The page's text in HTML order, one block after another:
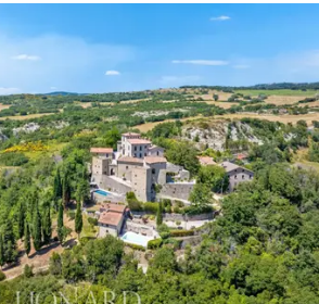
reichen bis ins
12. Jahrhundert
auf einer antiken römischen
günstiger Lageauf dem
sie das Tibertal dominiert. Heute
unter Wahrung seiner
restauriertund mit
ausgestattet, die perfekt
Seele des Anwesens harmonieren.
die geschickte Verwendung von